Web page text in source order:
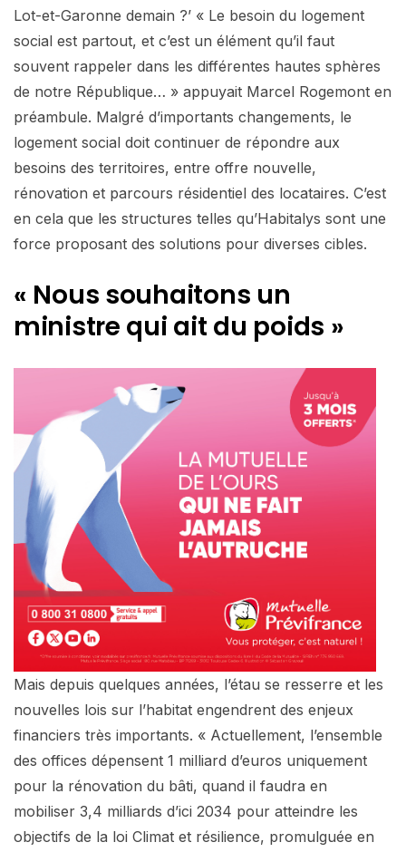
Lot-et-Garonne demain ?’ « Le besoin du logement
social est partout, et c’est un élément qu’il faut
souvent rappeler dans les différentes hautes sphères
de notre République… » appuyait Marcel Rogemont en
préambule. Malgré d’importants changements, le
logement social doit continuer de répondre aux
besoins des territoires, entre offre nouvelle,
rénovation et parcours résidentiel des locataires. C’est
en cela que les structures telles qu’Habitalys sont une
force proposant des solutions pour diverses cibles.
« Nous souhaitons un
ministre qui ait du poids »
Mais depuis quelques années, l’étau se resserre et les
nouvelles lois sur l’habitat engendrent des enjeux
financiers très importants. « Actuellement, l’ensemble
des offices dépensent 1 milliard d’euros uniquement
pour la rénovation du bâti, quand il faudra en
mobiliser 3,4 milliards d’ici 2034 pour atteindre les
objectifs de la loi Climat et résilience, promulguée en